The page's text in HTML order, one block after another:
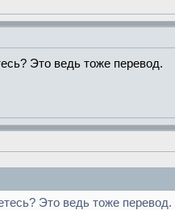
Это ведь тоже перевод.
Это ведь тоже перевод.